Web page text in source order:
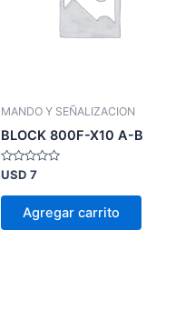
MANDO Y SEÑALIZACION
BLOCK 800F-X10 A-B
Valorado
0
USD 7
Agregar carrito